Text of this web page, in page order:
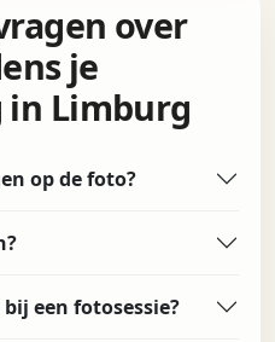
over
je
in Limburg
op de foto?
een fotosessie?